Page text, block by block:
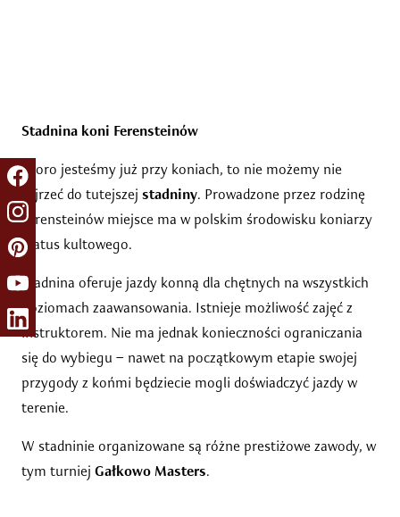
Stadnina koni Ferensteinów
Skoro jesteśmy już przy koniach, to nie możemy nie
zajrzeć do tutejszej stadniny. Prowadzone przez rodzinę
Ferensteinów miejsce ma w polskim środowisku koniarzy
status kultowego.
Stadnina oferuje jazdy konną dla chętnych na wszystkich
poziomach zaawansowania. Istnieje możliwość zajęć z
instruktorem. Nie ma jednak konieczności ograniczania
się do wybiegu – nawet na początkowym etapie swojej
przygody z końmi będziecie mogli doświadczyć jazdy w
terenie.
W stadninie organizowane są różne prestiżowe zawody, w
tym turniej Gałkowo Masters.